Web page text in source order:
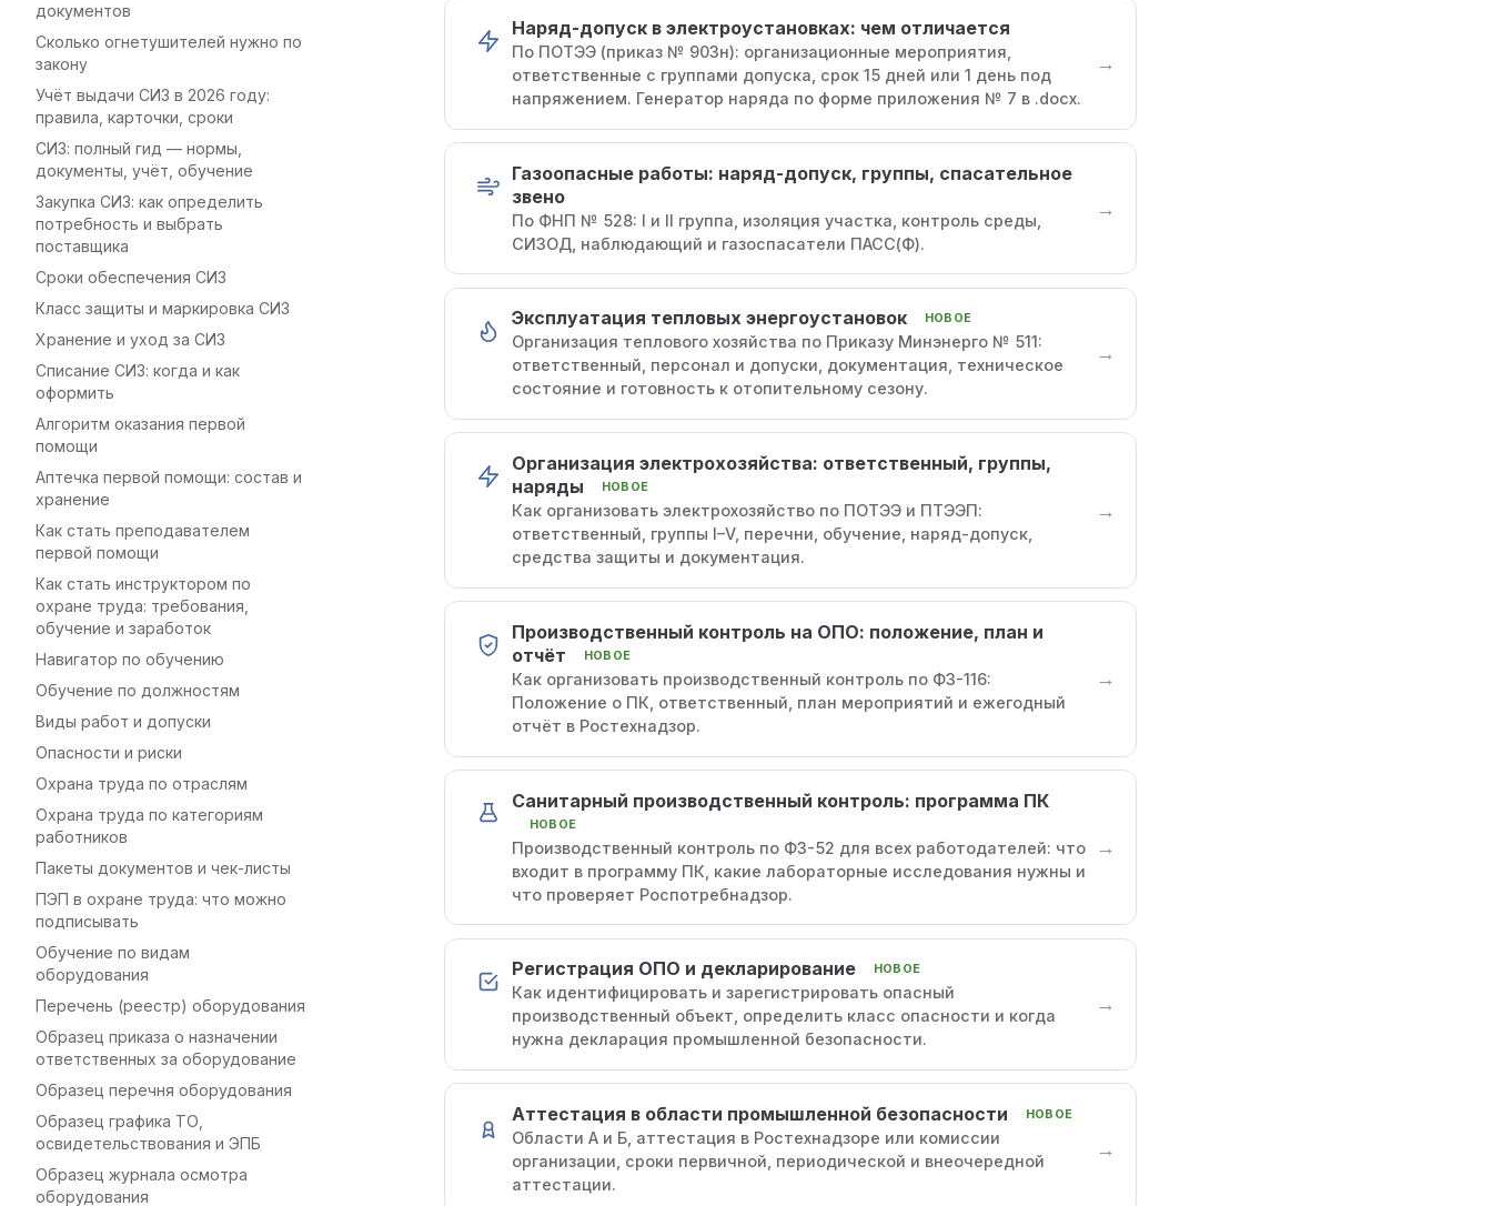
документов
Сколько огнетушителей нужно по
закону
Учёт выдачи СИЗ в 2026 году:
правила, карточки, сроки
СИЗ: полный гид — нормы,
документы, учёт, обучение
Закупка СИЗ: как определить
потребность и выбрать
поставщика
Сроки обеспечения СИЗ
Класс защиты и маркировка СИЗ
Хранение и уход за СИЗ
Списание СИЗ: когда и как
оформить
Алгоритм оказания первой
помощи
Аптечка первой помощи: состав и
хранение
Как стать преподавателем
первой помощи
Как стать инструктором по
охране труда: требования,
обучение и заработок
Навигатор по обучению
Обучение по должностям
Виды работ и допуски
Опасности и риски
Охрана труда по отраслям
Охрана труда по категориям
работников
Пакеты документов и чек-листы
ПЭП в охране труда: что можно
подписывать
Обучение по видам
оборудования
Перечень (реестр) оборудования
Образец приказа о назначении
ответственных за оборудование
Образец перечня оборудования
Образец графика ТО,
освидетельствования и ЭПБ
Образец журнала осмотра
оборудования
Наряд-допуск в электроустановках: чем отличается
По ПОТЭЭ (приказ № 903н): организационные мероприятия,
ответственные с группами допуска, срок 15 дней или 1 день под
напряжением. Генератор наряда по форме приложения № 7 в .docx.
→
Газоопасные работы: наряд-допуск, группы, спасательное
звено
По ФНП № 528: I и II группа, изоляция участка, контроль среды,
СИЗОД, наблюдающий и газоспасатели ПАСС(Ф).
→
Эксплуатация тепловых энергоустановок НОВОЕ
Организация теплового хозяйства по Приказу Минэнерго № 511:
ответственный, персонал и допуски, документация, техническое
состояние и готовность к отопительному сезону.
→
Организация электрохозяйства: ответственный, группы,
наряды
НОВОЕ
Как организовать электрохозяйство по ПОТЭЭ и ПТЭЭП:
ответственный, группы I–V, перечни, обучение, наряд-допуск,
средства защиты и документация.
→
Производственный контроль на ОПО: положение, план и
отчёт
НОВОЕ
Как организовать производственный контроль по ФЗ-116:
Положение о ПК, ответственный, план мероприятий и ежегодный
отчёт в Ростехнадзор.
→
Санитарный производственный контроль: программа ПК
НОВОЕ
Производственный контроль по ФЗ-52 для всех работодателей: что
входит в программу ПК, какие лабораторные исследования нужны и
что проверяет Роспотребнадзор.
→
Регистрация ОПО и декларирование НОВОЕ
Как идентифицировать и зарегистрировать опасный
производственный объект, определить класс опасности и когда
нужна декларация промышленной безопасности.
→
Аттестация в области промышленной безопасности НОВОЕ
Области А и Б, аттестация в Ростехнадзоре или комиссии
организации, сроки первичной, периодической и внеочередной
аттестации.
→